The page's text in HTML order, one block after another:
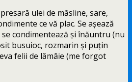
ulei de măsline, sare,
ce vă plac. Se aşează
condimentează şi înăuntru (nu
busuioc, rozmarin şi puţin
felii de lămâie (me forgot